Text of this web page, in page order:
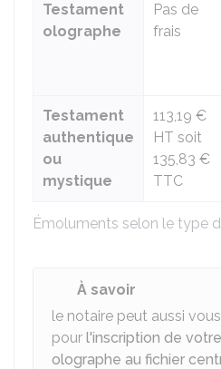
Émoluments selon le type
Testament
olographe
Pas de
frais
Testament
authentique
ou
mystique
113,19 €
HT soit
135,83 €
TTC
À savoir
le notaire peut aussi
pour l'inscription de
olographe au fichier